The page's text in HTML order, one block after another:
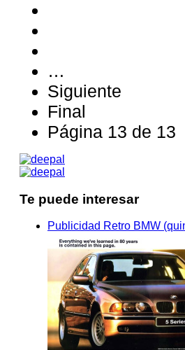
…
Siguiente
Final
Página 13 de 13
Te puede interesar
Publicidad Retro BMW